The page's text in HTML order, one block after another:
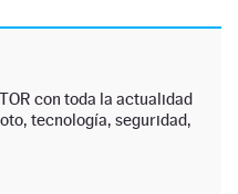
con toda la actualidad
tecnología, seguridad,